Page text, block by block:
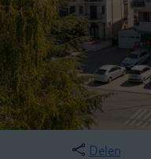
Delen